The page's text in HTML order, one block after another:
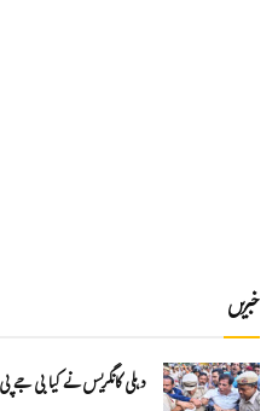
خبریں
دہلی کانگریس نے کیا بی جے پی